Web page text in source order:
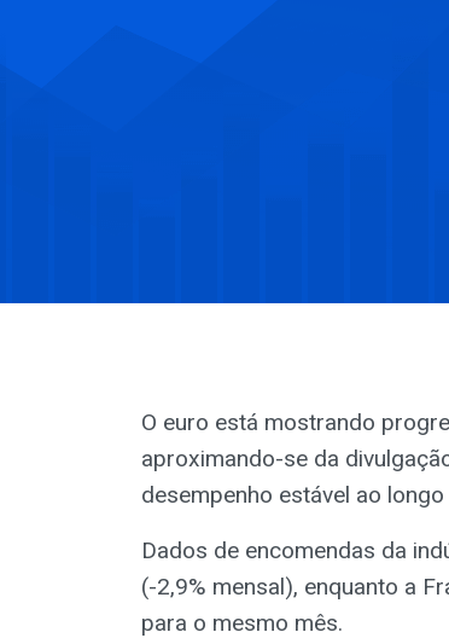
O euro está mostrando
aproximando-se da
desempenho estável ao longo
Dados de encomendas da
(-2,9% mensal), enquanto a
para o mesmo mês.